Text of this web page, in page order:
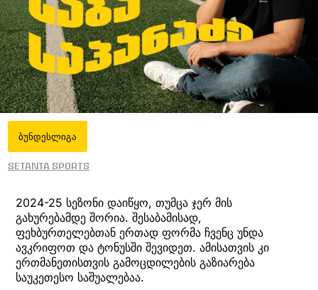
ბუნდესლიგა
Setanta Sports
2024-25 სეზონი დაიწყო, თუმცა ჯერ მის
გახურებამდე შორია. შესაბამისად,
ფეხბურთელებთან ერთად ფორმა ჩვენც უნდა
ავკრიფოთ და ტონუსში შევიდეთ. ამისათვის კი
ერთმანეთისთვის გამოცდილების გაზიარება
საუკეთესო საშუალებაა.